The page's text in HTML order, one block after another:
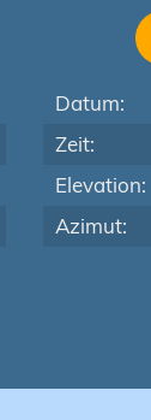
Datum:
Zeit:
Elevation:
Azimut: